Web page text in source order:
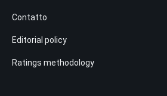
Contatto
Editorial policy
Ratings methodology